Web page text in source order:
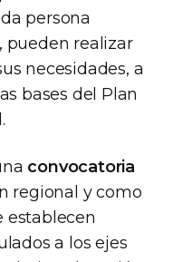
persona
pueden realizar
necesidades, a
bases del Plan
convocatoria
regional y como
establecen
a los ejes